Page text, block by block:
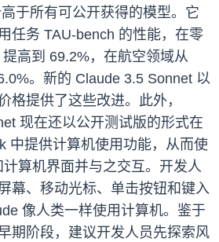
于所有可公开获得的模型。它
任务 TAU-bench 的性能，在零
高到 69.2%，在航空领域从
。新的 Claude 3.5 Sonnet 以
格提供了这些改进。此外，
现在还以公开测试版的形式在
中提供计算机使用功能，从而使
算机界面并与之交互。开发人
幕、移动光标、单击按钮和键入
像人类一样使用计算机。鉴于
期阶段，建议开发人员先探索风